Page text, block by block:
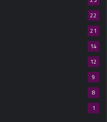
22
21
14
12
9
8
1